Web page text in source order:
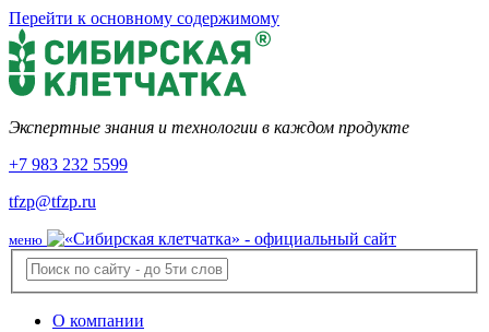
Перейти к основному содержимому
Экспертные знания и технологии в каждом продукте
+7 983 232 5599
tfzp@tfzp.ru
меню
О компании